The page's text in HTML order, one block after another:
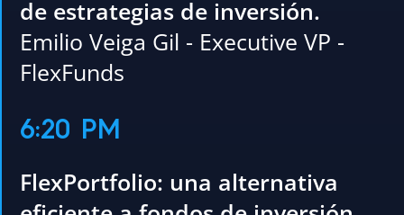
de estrategias de inversión.
Emilio Veiga Gil - Executive VP -
FlexFunds
6:20 PM
FlexPortfolio: una alternativa